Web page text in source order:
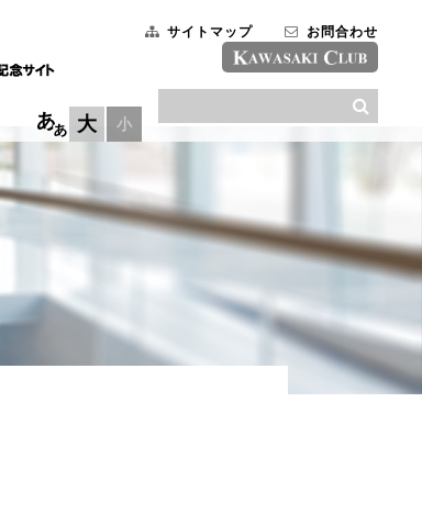
サイトマップ お問合わせ
大 小